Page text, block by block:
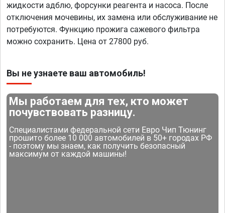
жидкости адблю, форсунки реагента и насоса. После
отключения мочевины, их замена или обслуживание не
потребуются. Функцию прожига сажевого фильтра
можно сохранить. Цена от 27800 руб.
Вы не узнаете ваш автомобиль!
Мы работаем для тех, кто может
почувствовать разницу.
Специалистами федеральной сети Евро Чип Тюнинг
прошито более 10 000 автомобилей в 50+ городах РФ
- поэтому мы знаем, как получить безопасный
максимум от каждой машины!